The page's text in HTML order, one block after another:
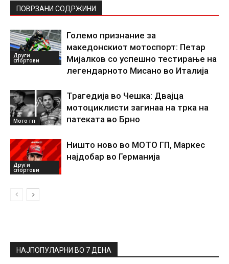
ПОВРЗАНИ СОДРЖИНИ
Други
спортови
Големо признание за
македонскиот мотоспорт: Петар
Мијалков со успешно тестирање на
легендарното Мисано во Италија
Мото гп
Трагедија во Чешка: Двајца
мотоциклисти загинаа на трка на
патеката во Брно
Други
спортови
Ништо ново во МОТО ГП, Маркес
најдобар во Германија
НАЈПОПУЛАРНИ ВО 7 ДЕНА